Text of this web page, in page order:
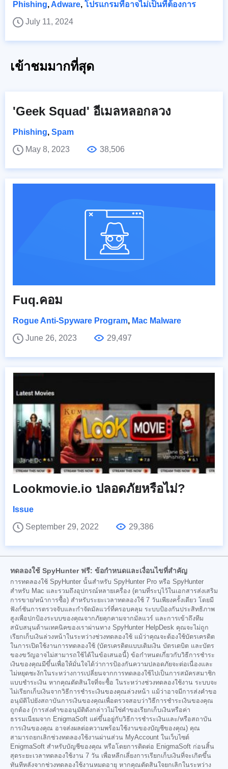
Phishing, Adware, โปรแกรมที่อาจไม่เป็นที่ต้องการ
July 11, 2024
เข้าชมมากที่สุด
'Geek Squad' อีเมลหลอกลวง
Phishing, Spam
May 8, 2023
38,506
Fuq.คอม
Rogue Anti-Spyware Program, Mac Malware
June 26, 2023
29,497
Lookmovie.io ปลอดภัยหรือไม่?
Issue
September 29, 2022
29,386
ทดลองใช้ SpyHunter ฟรี: ข้อกำหนดและเงื่อนไขที่สำคัญ
การทดลองใช้ SpyHunter นั้นสำหรับ SpyHunter Pro หรือ SpyHunter
สำหรับ Mac และรวมถึงอุปกรณ์หลายเครื่อง (ตามที่ระบุไว้ในเอกสารส่งเสริม
การขาย/หน้าการซื้อ) สำหรับระยะเวลาทดลองใช้ 7 วันเพียงครั้งเดียว โดยมี
ฟังก์ชันการตรวจจับและกำจัดมัลแวร์ที่ครอบคลุม ระบบป้องกันประสิทธิภาพ
สูงเพื่อปกป้องระบบของคุณจากภัยคุกคามจากมัลแวร์ และการเข้าถึงทีม
สนับสนุนด้านเทคนิคของเราผ่านทาง SpyHunter HelpDesk คุณจะไม่ถูก
เรียกเก็บเงินล่วงหน้าในระหว่างช่วงทดลองใช้ แม้ว่าคุณจะต้องใช้บัตรเครดิต
ในการเปิดใช้งานการทดลองใช้ (บัตรเครดิตแบบเติมเงิน บัตรเดบิต และบัตร
ของขวัญอาจไม่สามารถใช้ได้ในข้อเสนอนี้) ข้อกำหนดเกี่ยวกับวิธีการชำระ
เงินของคุณมีขึ้นเพื่อให้มั่นใจได้ว่าการป้องกันความปลอดภัยจะต่อเนื่องและ
ไม่หยุดชะงักในระหว่างการเปลี่ยนจากการทดลองใช้ไปเป็นการสมัครสมาชิก
แบบชำระเงิน หากคุณตัดสินใจที่จะซื้อ ในระหว่างช่วงทดลองใช้งาน ระบบจะ
ไม่เรียกเก็บเงินจากวิธีการชำระเงินของคุณล่วงหน้า แม้ว่าอาจมีการส่งคำขอ
อนุมัติไปยังสถาบันการเงินของคุณเพื่อตรวจสอบว่าวิธีการชำระเงินของคุณ
ถูกต้อง (การส่งคำขออนุมัติดังกล่าวไม่ใช่คำขอเรียกเก็บเงินหรือค่า
ธรรมเนียมจาก EnigmaSoft แต่ขึ้นอยู่กับวิธีการชำระเงินและ/หรือสถาบัน
การเงินของคุณ อาจส่งผลต่อความพร้อมใช้งานของบัญชีของคุณ) คุณ
สามารถยกเลิกช่วงทดลองใช้งานผ่านส่วน MyAccount ในเว็บไซต์
EnigmaSoft สำหรับบัญชีของคุณ หรือโดยการติดต่อ EnigmaSoft ก่อนสิ้น
สุดระยะเวลาทดลองใช้งาน 7 วัน เพื่อหลีกเลี่ยงการเรียกเก็บเงินที่จะเกิดขึ้น
ทันทีหลังจากช่วงทดลองใช้งานหมดอายุ หากคุณตัดสินใจยกเลิกในระหว่าง